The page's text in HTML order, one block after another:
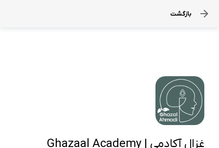
بازگشت
غزال آکادمی | Ghazaal Academy